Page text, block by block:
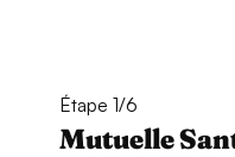
Étape 1/6
Mutuelle